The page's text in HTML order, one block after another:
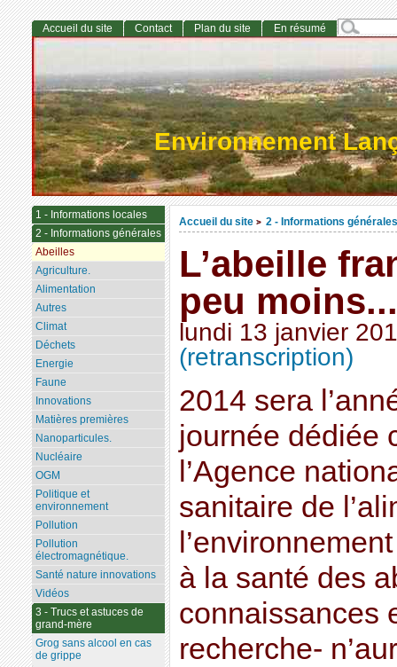
Environnement
Accueil du site > 2 - Informations générales
L’abeille
peu moins...
lundi 13 janvier
(retranscription)
2014 sera
journée dédiée
l’Agence
sanitaire de
à la santé des
connaissances
recherche-
Accueil du site Contact Plan du site En résumé
1 - Informations locales
2 - Informations générales
Abeilles
Agriculture.
Alimentation
Autres
Climat
Déchets
Energie
Faune
Innovations
Matières premières
Nanoparticules.
Nucléaire
OGM
Politique et
environnement
Pollution
Pollution
électromagnétique.
Santé nature innovations
Vidéos
3 - Trucs et astuces de
grand-mère
Grog sans alcool en cas
de grippe